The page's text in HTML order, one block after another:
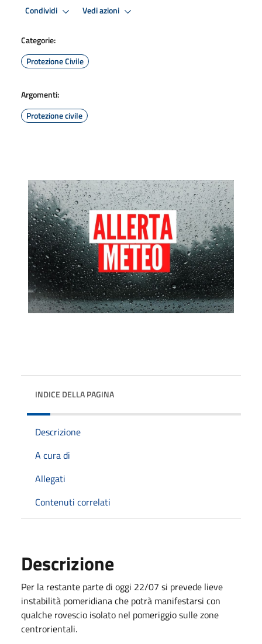
Condividi Vedi azioni
Categorie:
Protezione Civile
Argomenti:
Protezione civile
INDICE DELLA PAGINA
Descrizione
A cura di
Allegati
Contenuti correlati
Descrizione
Per la restante parte di oggi 22/07 si prevede lieve
instabilità pomeridiana che potrà manifestarsi con
qualche rovescio isolato nel pomeriggio sulle zone
centrorientali.